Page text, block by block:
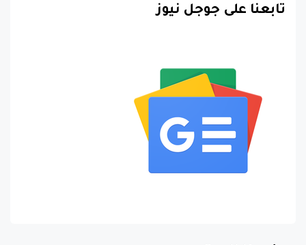
تابعنا على جوجل نيوز